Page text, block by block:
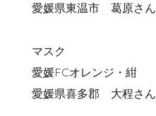
愛媛県東温市 葛原さん
マスク
愛媛FCオレンジ・紺
愛媛県喜多郡 大程さん